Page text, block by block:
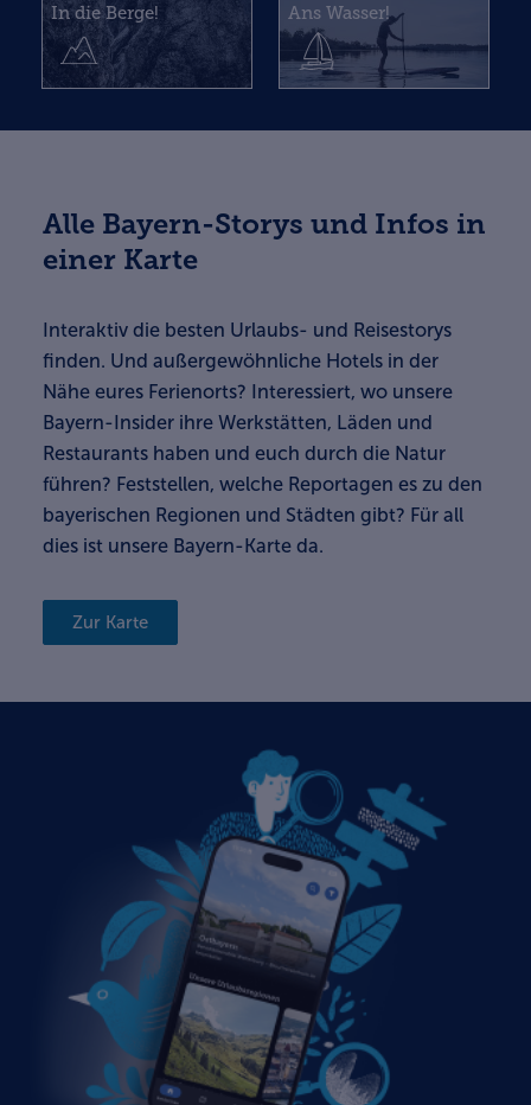
In die Berge! Ans Wasser!
Alle Bayern-Storys und Infos in
einer Karte
Interaktiv die besten Urlaubs- und Reisestorys
finden. Und außergewöhnliche Hotels in der
Nähe eures Ferienorts? Interessiert, wo unsere
Bayern-Insider ihre Werkstätten, Läden und
Restaurants haben und euch durch die Natur
führen? Feststellen, welche Reportagen es zu den
bayerischen Regionen und Städten gibt? Für all
dies ist unsere Bayern-Karte da.
Zur Karte